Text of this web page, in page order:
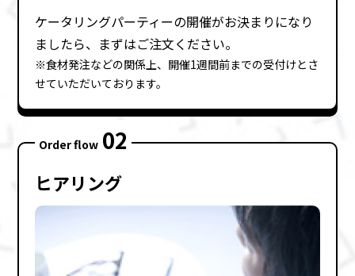
ケータリングパーティーの開催がお決まりになり
ましたら、まずはご注⽂ください。
※⾷材発注などの関係上、開催1週間前までの受付けとさ
せていただいております。
Order flow 02
ヒアリング